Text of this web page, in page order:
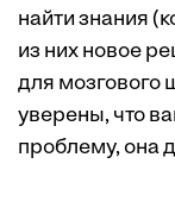
найти знания
из них новое
для мозгового
уверены, что
проблему, она